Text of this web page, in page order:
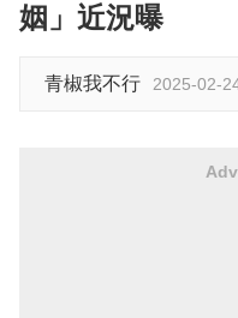
姻」近況曝
青椒我不行 2025-02-